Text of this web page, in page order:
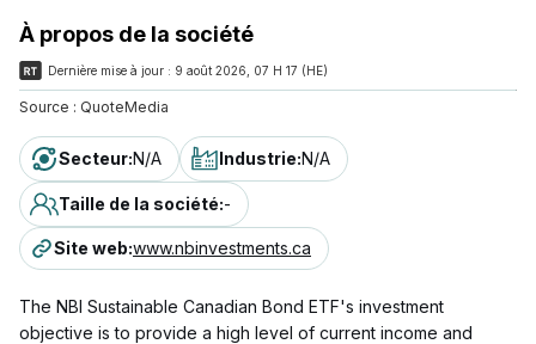
À propos de la société
Dernière mise à jour : 9 août 2026, 07 H 17 (HE)
Source : QuoteMedia
Secteur:N/A Industrie:N/A
Taille de la société:-
Site web:www.nbinvestments.ca
The NBI Sustainable Canadian Bond ETF's investment
objective is to provide a high level of current income and